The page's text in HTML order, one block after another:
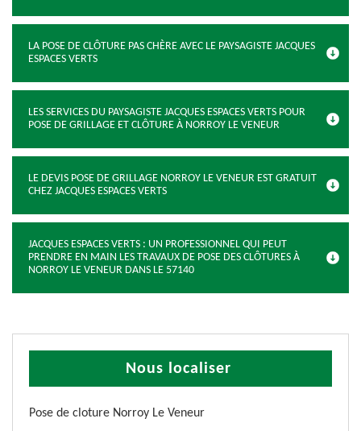
LA POSE DE CLÔTURE PAS CHÈRE AVEC LE PAYSAGISTE JACQUES
ESPACES VERTS
LES SERVICES DU PAYSAGISTE JACQUES ESPACES VERTS POUR
POSE DE GRILLAGE ET CLÔTURE À NORROY LE VENEUR
LE DEVIS POSE DE GRILLAGE NORROY LE VENEUR EST GRATUIT
CHEZ JACQUES ESPACES VERTS
JACQUES ESPACES VERTS : UN PROFESSIONNEL QUI PEUT
PRENDRE EN MAIN LES TRAVAUX DE POSE DES CLÔTURES À
NORROY LE VENEUR DANS LE 57140
Nous localiser
Pose de cloture Norroy Le Veneur